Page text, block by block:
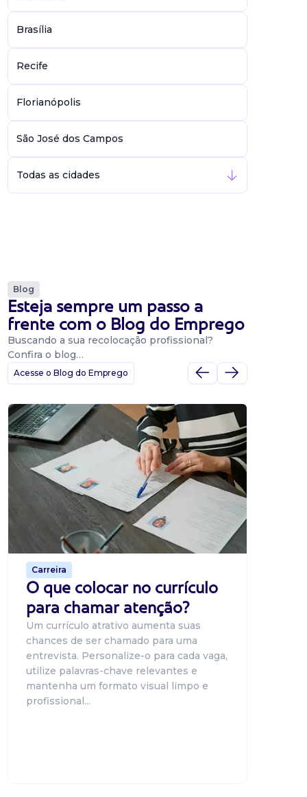
Brasília
Recife
Florianópolis
São José dos Campos
Todas as cidades
Blog
Esteja sempre um passo a
frente com o Blog do Emprego
Buscando a sua recolocação profissional?
Confira o blog…
Acesse o Blog do Emprego
Carreira
O que colocar no currículo
para chamar atenção?
Um currículo atrativo aumenta suas
chances de ser chamado para uma
entrevista. Personalize-o para cada vaga,
utilize palavras-chave relevantes e
mantenha um formato visual limpo e
profissional...